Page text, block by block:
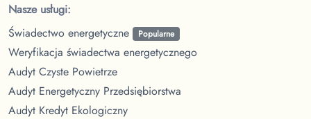
Nasze usługi:
Świadectwo energetyczne
Popularne
Weryfikacja świadectwa energetycznego
Audyt Czyste Powietrze
Audyt Energetyczny Przedsiębiorstwa
Audyt Kredyt Ekologiczny